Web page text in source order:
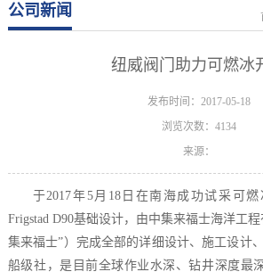
公司新闻
纽威阀门助力可燃冰
发布时间：2017-05-18
浏览次数：4134
来源：
于2017年5月18日在南海成功试采可
Frigstad D90基础设计，由中集来福士海洋工
集来福士”）完成全部的详细设计、施工设计
船级社，是目前全球作业水深、钻井深度最